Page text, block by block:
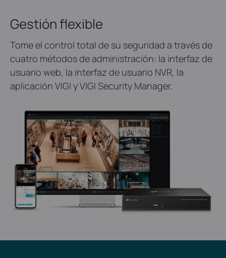
Gestión flexible
Tome el control total de su seguridad a través de
cuatro métodos de administración: la interfaz de
usuario web, la interfaz de usuario NVR, la
aplicación VIGI y VIGI Security Manager.